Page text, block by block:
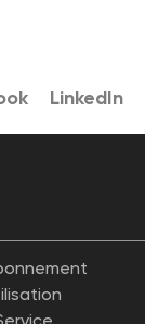
LinkedIn